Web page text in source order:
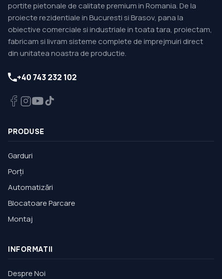
portite pietonale de calitate premium in Romania. De la
proiecte rezidentiale in Bucuresti si Brasov, pana la
obiective comerciale si industriale in toata tara, proiectam,
fabricam si livram sisteme complete de imprejmuiri direct
din unitatea noastra de productie.
+40 743 232 102
PRODUSE
Garduri
Porți
Automatizări
Blocatoare Parcare
Montaj
INFORMATII
Despre Noi